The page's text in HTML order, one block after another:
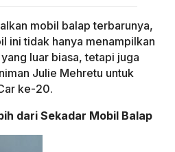
mobil balap terbarunya,
ini tidak hanya menampilkan
luar biasa, tetapi juga
Julie Mehretu untuk
ke-20.
dari Sekadar Mobil Balap